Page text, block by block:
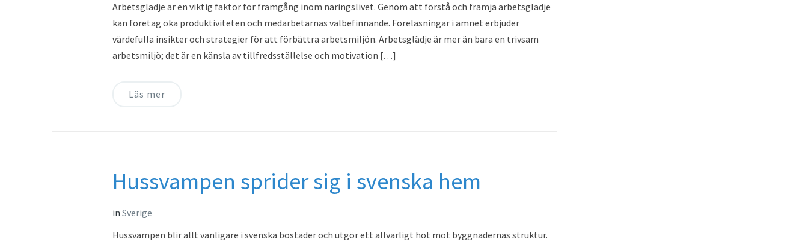
Arbetsglädje är en viktig faktor för framgång inom näringslivet. Genom att förstå och främja arbetsglädje
kan företag öka produktiviteten och medarbetarnas välbefinnande. Föreläsningar i ämnet erbjuder
värdefulla insikter och strategier för att förbättra arbetsmiljön. Arbetsglädje är mer än bara en trivsam
arbetsmiljö; det är en känsla av tillfredsställelse och motivation […]
Läs mer
Hussvampen sprider sig i svenska hem
in Sverige
Hussvampen blir allt vanligare i svenska bostäder och utgör ett allvarligt hot mot byggnadernas struktur.